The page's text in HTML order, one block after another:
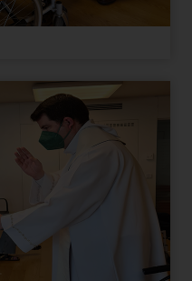
Ablauf Typ Anbieter
1 Jahr Andere
Google
1
3 Jahre youtube.com